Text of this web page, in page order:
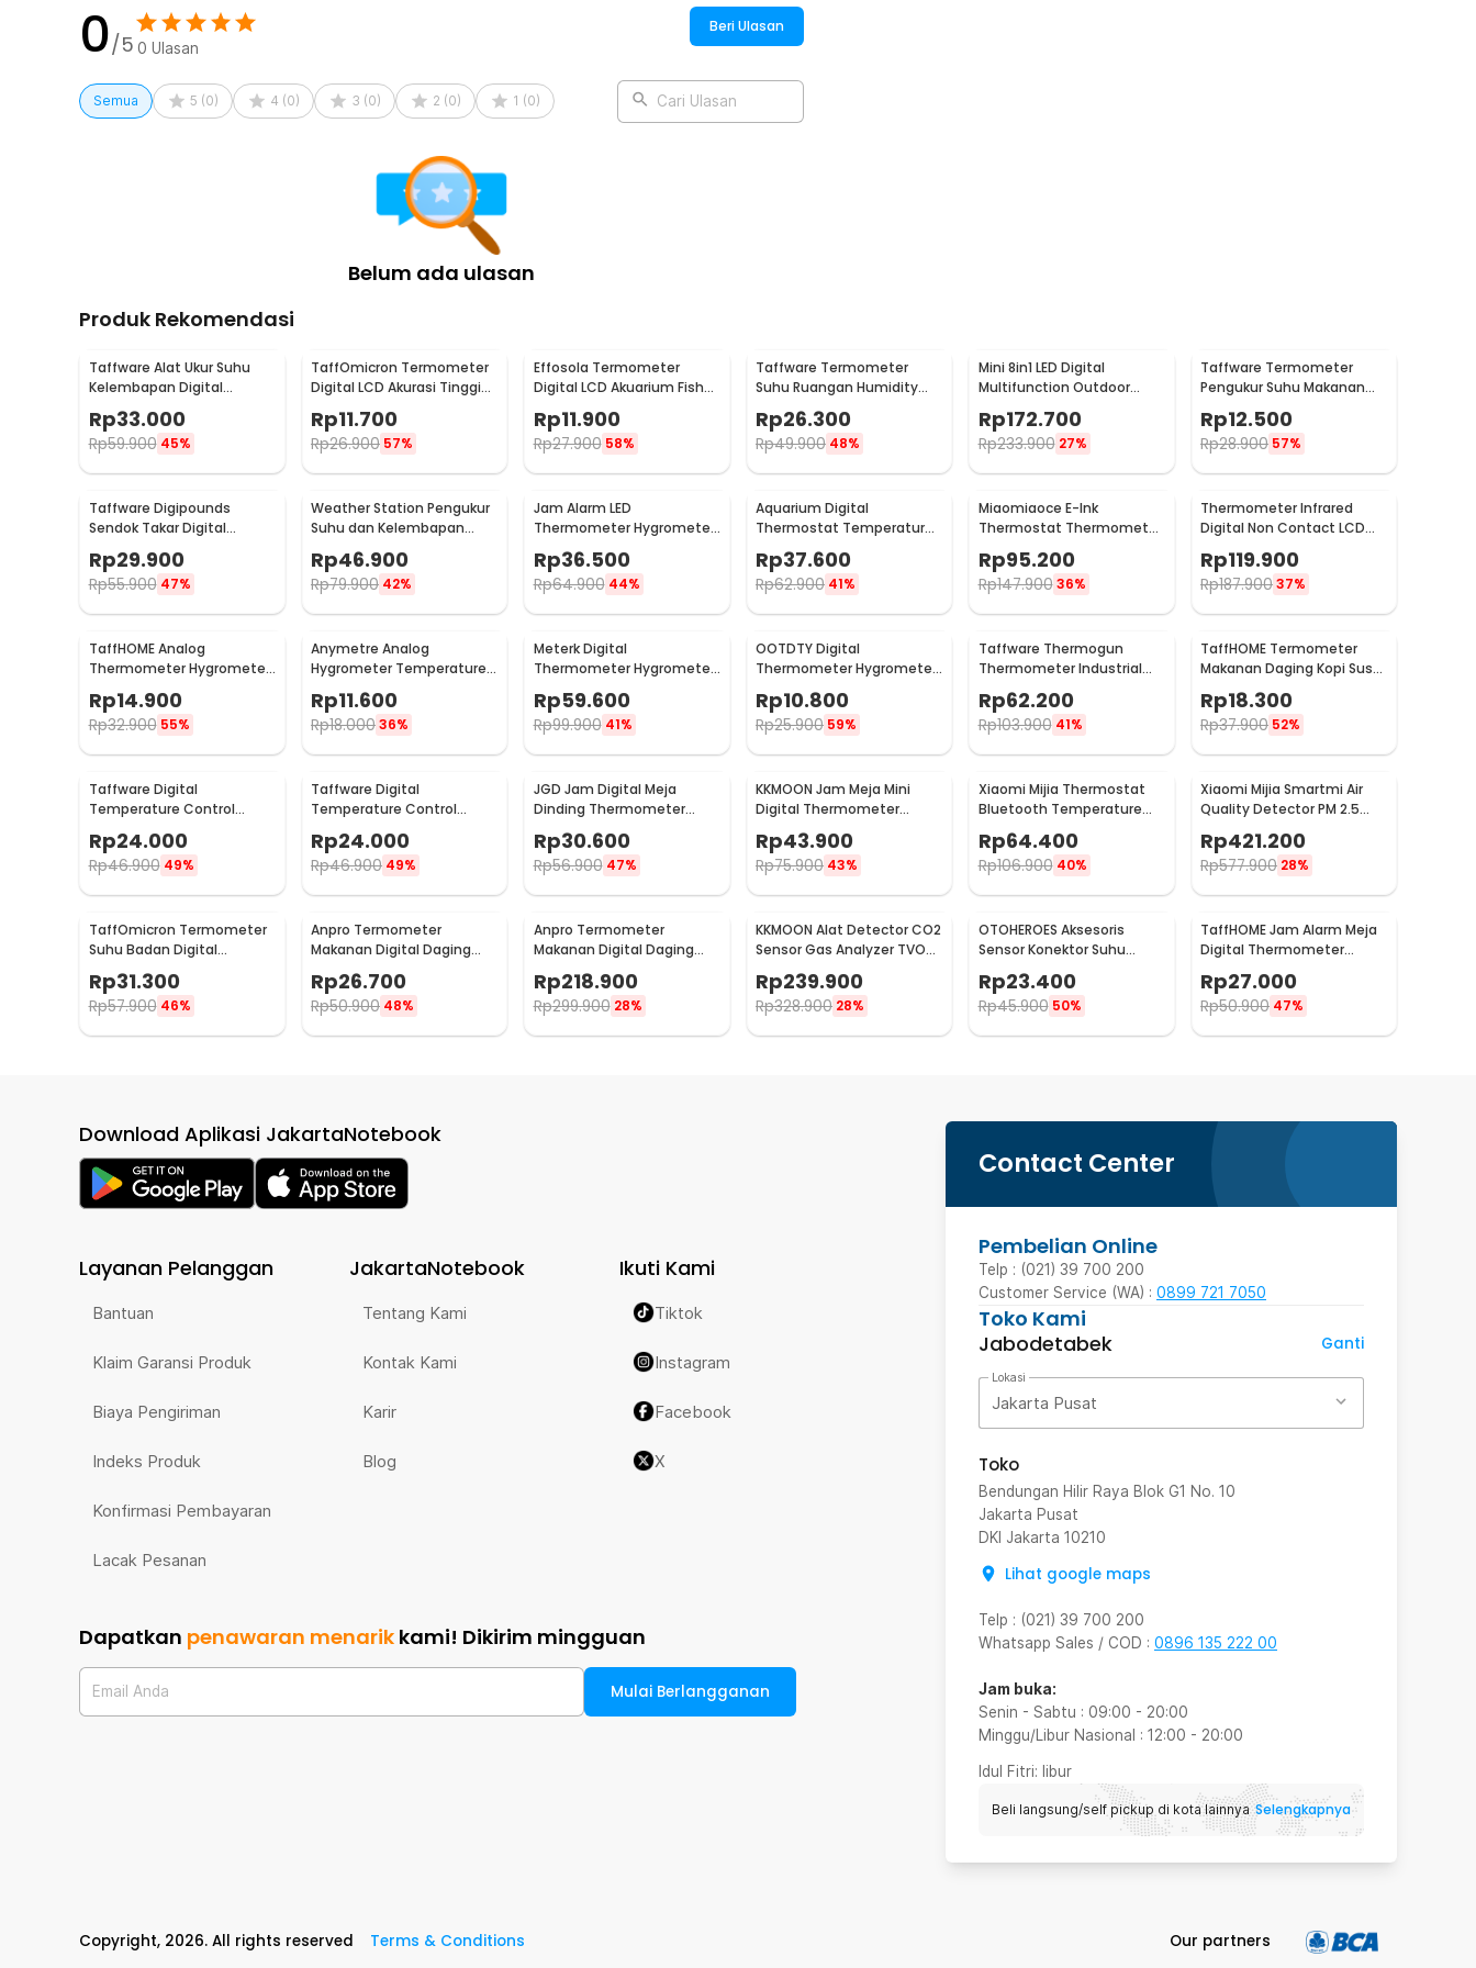
0/5 0 Ulasan
Beri Ulasan
Semua 5 (0) 4 (0) 3 (0) 2 (0) 1 (0) Cari Ulasan
Belum ada ulasan
Produk Rekomendasi
Taffware Alat Ukur Suhu
Kelembapan Digital
dengan Jam Alarm
Kalender - HTC-2
Rp33.000
Rp59.900 45%
TaffOmicron Termometer
Digital LCD Akurasi Tinggi
DT4B
Rp11.700
Rp26.900 57%
Effosola Termometer
Digital LCD Akuarium Fish
TPM-10
Rp11.900
Rp27.900 58%
Taffware Termometer
Suhu Ruangan Humidity
Hygrometer Clock
Calendar - HTC-1
Rp26.300
Rp49.900 48%
Mini 8in1 LED Digital
Multifunction Outdoor
- RV77
Rp172.700
Rp233.900 27%
Taffware Termometer
Pengukur Suhu Makanan
TP101
Rp12.500
Rp28.900 57%
Taffware Digipounds
Sendok Takar Digital
- HM10
Rp29.900
Rp55.900 47%
Weather Station Pengukur
Suhu dan Kelembapan
Desk Jam Alarm - 3210
Rp46.900
Rp79.900 42%
Jam Alarm LED
Thermometer Hygrometer
Forecast Weather Station -
2159T
Rp36.500
Rp64.900 44%
Aquarium Digital
Thermostat Temperature
Controller Sensor
Multifungsi - STC-1000
Rp37.600
Rp62.900 41%
Miaomiaoce E-Ink
Thermostat Thermometer
C201
Rp95.200
Rp147.900 36%
Thermometer Infrared
Digital Non Contact LCD
Rp119.900
Rp187.90037%
TaffHOME Analog
Thermometer Hygrometer
TH101B
Rp14.900
Rp32.900 55%
Anymetre Analog
Hygrometer Temperature
Humidity Monitor - TH-108
Rp11.600
Rp18.00036%
Meterk Digital
Thermometer Hygrometer
Min Max Value - CJ-3305F
Rp59.600
Rp99.900 41%
OOTDTY Digital
Thermometer Hygrometer
Humidity Built-In Probe -
SD583
Rp10.800
Rp25.900 59%
Taffware Thermogun
Thermometer Industrial
Laser Infrared NonContact
- CX6000
Rp62.200
Rp103.900 41%
TaffHOME Termometer
Makanan Daging Kopi Susu
Analog Single Probe -
D9144
Rp18.300
Rp37.900 52%
Taffware Digital
Temperature Control
Microcomputer 12V - XH-
W3001
Rp24.000
Rp46.900 49%
Taffware Digital
Temperature Control
Microcomputer 220V - XH-
W3001
Rp24.000
Rp46.900 49%
JGD Jam Digital Meja
Dinding Thermometer
Hygrometer Sensor - ZL20
Rp30.600
Rp56.900 47%
KKMOON Jam Meja Mini
Digital Thermometer
Hygrometer Weather
Station - CX220
Rp43.900
Rp75.900 43%
Xiaomi Mijia Thermostat
Bluetooth Temperature
Humidity Thermometer 2 -
LYWSD03MMC
Rp64.400
Rp106.900 40%
Xiaomi Mijia Smartmi Air
Quality Detector PM 2.5
Rp421.200
Rp577.900 28%
TaffOmicron Termometer
Suhu Badan Digital
Thermogun Infrared
Memory - AD801
Rp31.300
Rp57.900 46%
Anpro Termometer
Makanan Digital Daging
Kopi Susu Foldable 1 Probe -
BW-188
Rp26.700
Rp50.900 48%
Anpro Termometer
Makanan Digital Daging
Kopi Susu Wireless 2 Probe
- KN6008-2
Rp218.900
Rp299.900 28%
KKMOON Alat Detector CO2
Sensor Gas Analyzer TVOC
HCHO AQI - JSM-131 SC
Rp239.900
Rp328.900 28%
OTOHEROES Aksesoris
Sensor Konektor Suhu
Selang Radiator Mesin
Motor 18mm
Rp23.400
Rp45.900 50%
TaffHOME Jam Alarm Meja
Digital Thermometer
Station - 2158
Rp27.000
Rp50.900 47%
Contact Center
Pembelian Online
Telp : (021) 39 700 200
Customer Service (WA) : 0899 721 7050
Toko Kami
Jabodetabek
Ganti
Lokasi
Jakarta Pusat
Toko
Bendungan Hilir Raya Blok G1 No. 10
Jakarta Pusat
DKI Jakarta 10210
Lihat google maps
Telp : (021) 39 700 200
Whatsapp Sales / COD : 0896 135 222 00
Jam buka:
Senin - Sabtu : 09:00 - 20:00
Minggu/Libur Nasional : 12:00 - 20:00
Idul Fitri: libur
Beli langsung/self pickup di kota lainnya Selengkapnya
Download Aplikasi JakartaNotebook
Layanan Pelanggan
Bantuan
Klaim Garansi Produk
Biaya Pengiriman
Indeks Produk
Konfirmasi Pembayaran
Lacak Pesanan
JakartaNotebook
Tentang Kami
Kontak Kami
Karir
Blog
Ikuti Kami
Tiktok
Instagram
Facebook
X
Dapatkan penawaran menarik kami! Dikirim mingguan
Email Anda Mulai Berlangganan
Copyright, 2026. All rights reserved Terms & Conditions Our partners